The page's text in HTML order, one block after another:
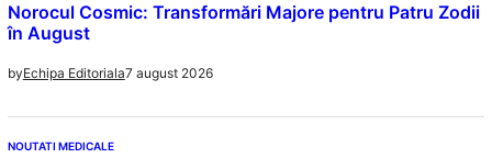
Norocul Cosmic: Transformări Majore pentru Patru Zodii
în August
byEchipa Editoriala7 august 2026
NOUTATI MEDICALE